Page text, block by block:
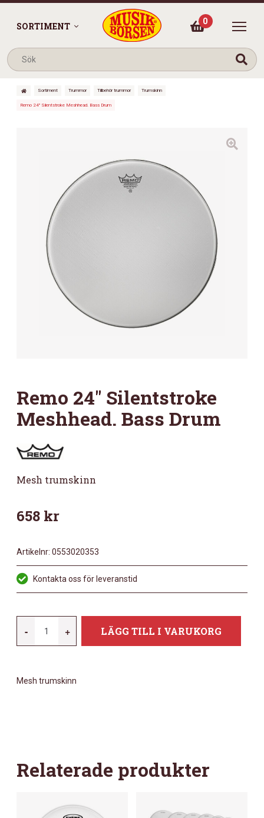
SORTIMENT 0
Sortiment Trummor Tillbehör trummor Trumskinn
Remo 24″ Silentstroke Meshhead. Bass Drum
Remo 24″ Silentstroke
Meshhead. Bass Drum
Mesh trumskinn
658 kr
Artikelnr: 0553020353
Kontakta oss för leveranstid
-
24"
BASS
+ LÄGG TILL I VARUKORG
Mesh trumskinn
Relaterade produkter